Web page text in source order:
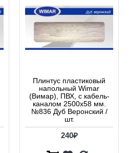
Плинтус пластиковый
напольный Wimar
(Вимар), ПВХ, с кабель-
каналом 2500х58 мм.
№836 Дуб Веронский /
шт.
240₽